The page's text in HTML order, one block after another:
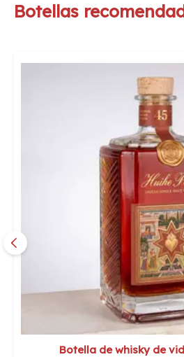
Botellas
Botella de whisky de